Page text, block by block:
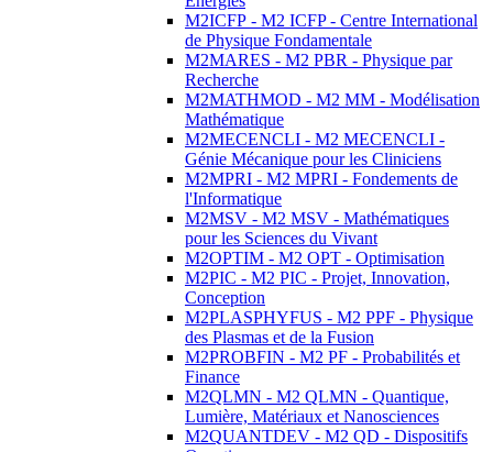
M2ICFP - M2 ICFP - Centre International
de Physique Fondamentale
M2MARES - M2 PBR - Physique par
Recherche
M2MATHMOD - M2 MM - Modélisation
Mathématique
M2MECENCLI - M2 MECENCLI -
Génie Mécanique pour les Cliniciens
M2MPRI - M2 MPRI - Fondements de
l'Informatique
M2MSV - M2 MSV - Mathématiques
pour les Sciences du Vivant
M2OPTIM - M2 OPT - Optimisation
M2PIC - M2 PIC - Projet, Innovation,
Conception
M2PLASPHYFUS - M2 PPF - Physique
des Plasmas et de la Fusion
M2PROBFIN - M2 PF - Probabilités et
Finance
M2QLMN - M2 QLMN - Quantique,
Lumière, Matériaux et Nanosciences
M2QUANTDEV - M2 QD - Dispositifs